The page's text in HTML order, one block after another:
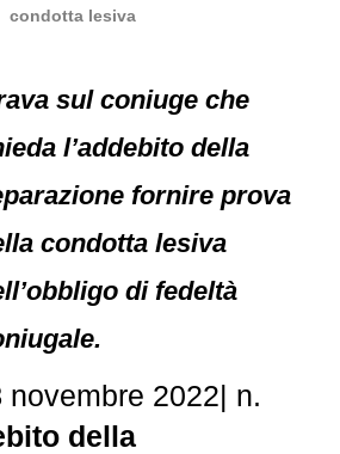
condotta lesiva
sul coniuge che
l’addebito della
fornire prova
condotta lesiva
di fedeltà
novembre 2022| n.
della